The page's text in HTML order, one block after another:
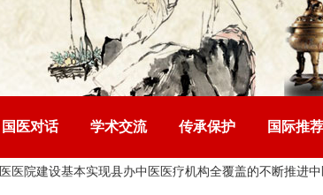
国医对话 学术交流 传承保护 国际推荐
建设基本实现县办中医医疗机构全覆盖的不断推进中医